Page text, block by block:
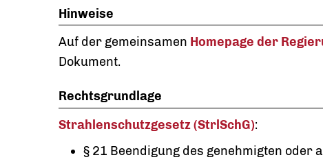
Hinweise
Auf der gemeinsamen Homepage der
Dokument.
Rechtsgrundlage
Strahlenschutzgesetz (StrlSchG):
§ 21 Beendigung des genehmigten oder